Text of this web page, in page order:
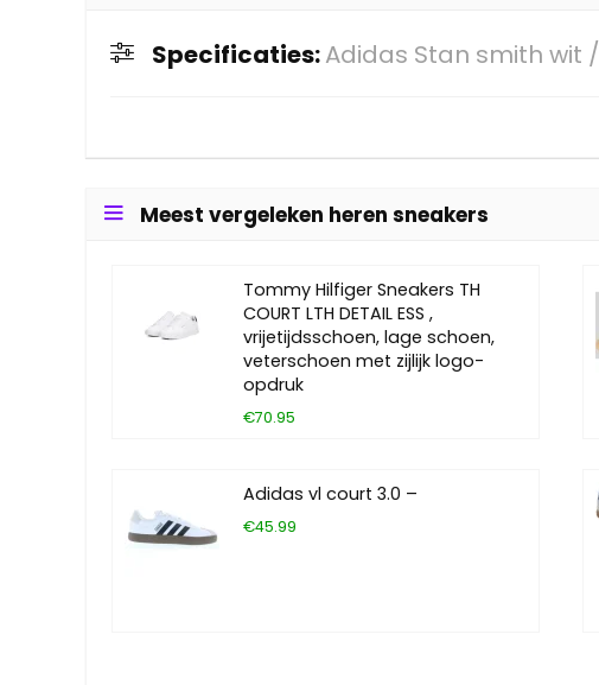
Specificaties:Adidas Stan smith wit /
Meest vergeleken heren sneakers
Tommy Hilfiger Sneakers TH
COURT LTH DETAIL ESS ,
vrijetijdsschoen, lage schoen,
veterschoen met zijlijk logo-
opdruk
€70.95
Adidas vl court 3.0 –
€45.99